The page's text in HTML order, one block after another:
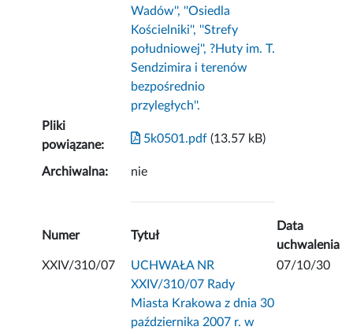
Wadów'', ''Osiedla
Kościelniki'', ''Strefy
południowej'', ?Huty im. T.
Sendzimira i terenów
bezpośrednio
przyległych''.
Pliki
powiązane:
5k0501.pdf (13.57 kB)
Archiwalna: nie
Numer Tytuł
Data
uchwalenia
XXIV/310/07
UCHWAŁA NR
XXIV/310/07 Rady
Miasta Krakowa z dnia 30
października 2007 r. w
07/10/30